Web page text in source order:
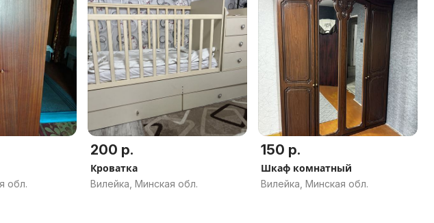
обл.
200 р.
Кроватка
Вилейка, Минская обл.
150 р.
Шкаф комнатный
Вилейка, Минская обл.